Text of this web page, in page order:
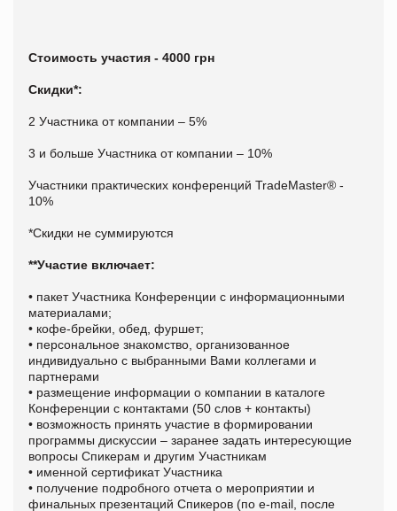
Стоимость участия - 4000 грн
Скидки*:
2 Участника от компании – 5%
3 и больше Участника от компании – 10%
Участники практических конференций TradeMaster® -
10%
*Скидки не суммируются
**Участие включает:
• пакет Участника Конференции с информационными
материалами;
• кофе-брейки, обед, фуршет;
• персональное знакомство, организованное
индивидуально с выбранными Вами коллегами и
партнерами
• размещение информации о компании в каталоге
Конференции с контактами (50 слов + контакты)
• возможность принять участие в формировании
программы дискуссии – заранее задать интересующие
вопросы Спикерам и другим Участникам
• именной сертификат Участника
• получение подробного отчета о мероприятии и
финальных презентаций Спикеров (по e-mail, после